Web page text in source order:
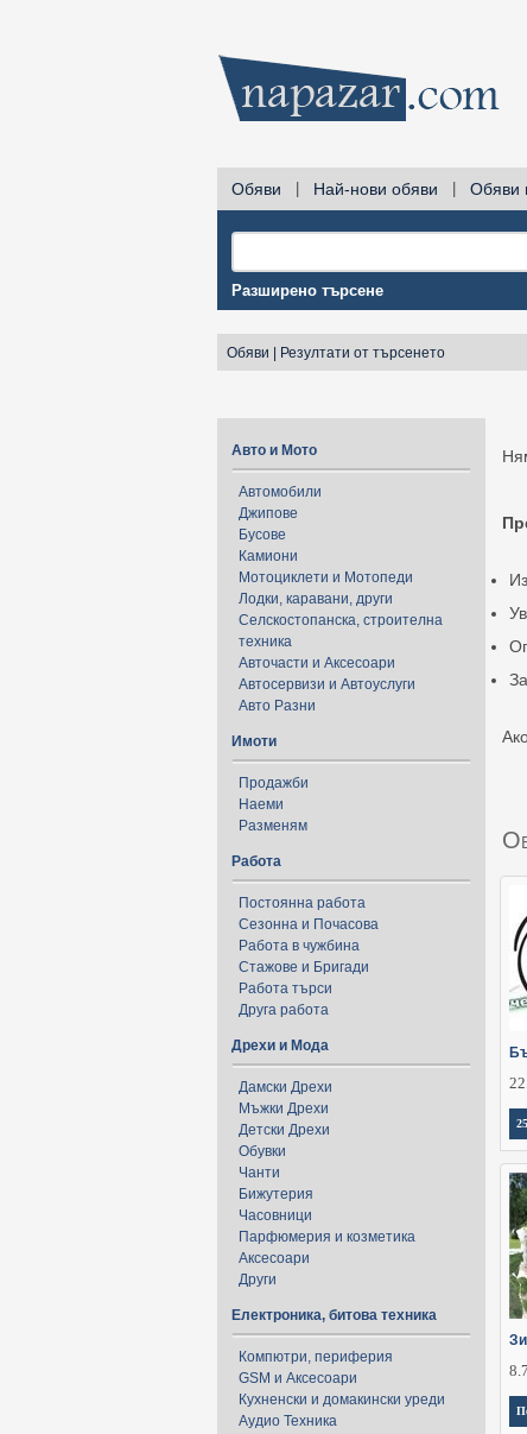
Обяви Най-нови обяви Обяви
Разширено търсене
Обяви Резултати от търсенето
Авто и Мото
Автомобили
Джипове
Бусове
Камиони
Мотоциклети и Мотопеди
Лодки, каравани, други
Селскостопанска, строителна
техника
Авточасти и Аксесоари
Автосервизи и Автоуслуги
Авто Разни
Имоти
Продажби
Наеми
Разменям
Работа
Постоянна работа
Сезонна и Почасова
Работа в чужбина
Стажове и Бригади
Работа търси
Друга работа
Дрехи и Мода
Дамски Дрехи
Мъжки Дрехи
Детски Дрехи
Обувки
Чанти
Бижутерия
Часовници
Парфюмерия и козметика
Аксесоари
Други
Електроника, битова техника
Компютри, периферия
GSM и Аксесоари
Кухненски и домакински уреди
Аудио Техника